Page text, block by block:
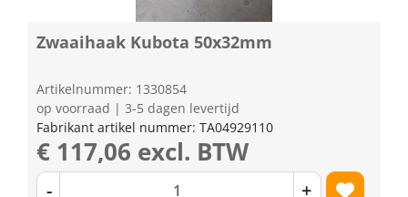
Zwaaihaak Kubota 50x32mm
Artikelnummer: 1330854
op voorraad | 3-5 dagen levertijd
Fabrikant artikel nummer: TA04929110
€ 117,06 excl. BTW
- +